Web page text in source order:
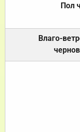
Пол
Влаго-